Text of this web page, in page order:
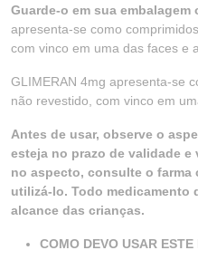
Guarde-o em sua embalagem
apresenta-se como
com vinco em uma das faces e
GLIMERAN 4mg apresenta-se
não revestido, com vinco em
Antes de usar, observe o
esteja no prazo de validade
no aspecto, consulte o farma
utilizá-lo. Todo medicamento
alcance das crianças.
COMO DEVO USAR